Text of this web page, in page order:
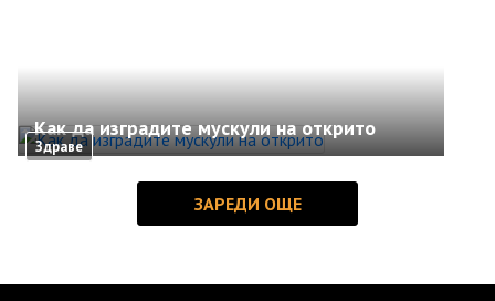
Здраве
Как да изградите мускули на открито